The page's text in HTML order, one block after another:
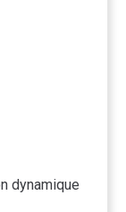
dynamique